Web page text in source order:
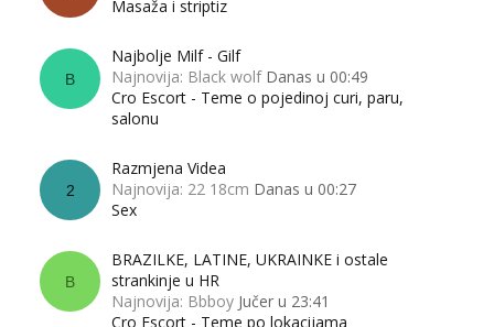
Masaža i striptiz
B
Najbolje Milf - Gilf
Najnovija: Black wolf Danas u 00:49
Cro Escort - Teme o pojedinoj curi, paru,
salonu
2
Razmjena Videa
Najnovija: 22 18cm Danas u 00:27
Sex
B
BRAZILKE, LATINE, UKRAINKE i ostale
strankinje u HR
Najnovija: Bbboy Jučer u 23:41
Cro Escort - Teme po lokacijama